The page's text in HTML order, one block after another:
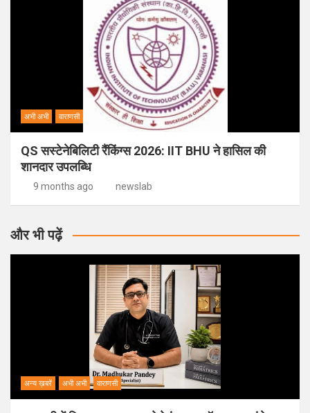
अभी अभी वाराणसी
QS सस्टेनेबिलिटी रैंकिंग्स 2026: IIT BHU ने हासिल की
शानदार उपलब्धि
9 months ago newslab
और भी पढ़ें
अन्य ख़बरें अभी अभी वाराणसी